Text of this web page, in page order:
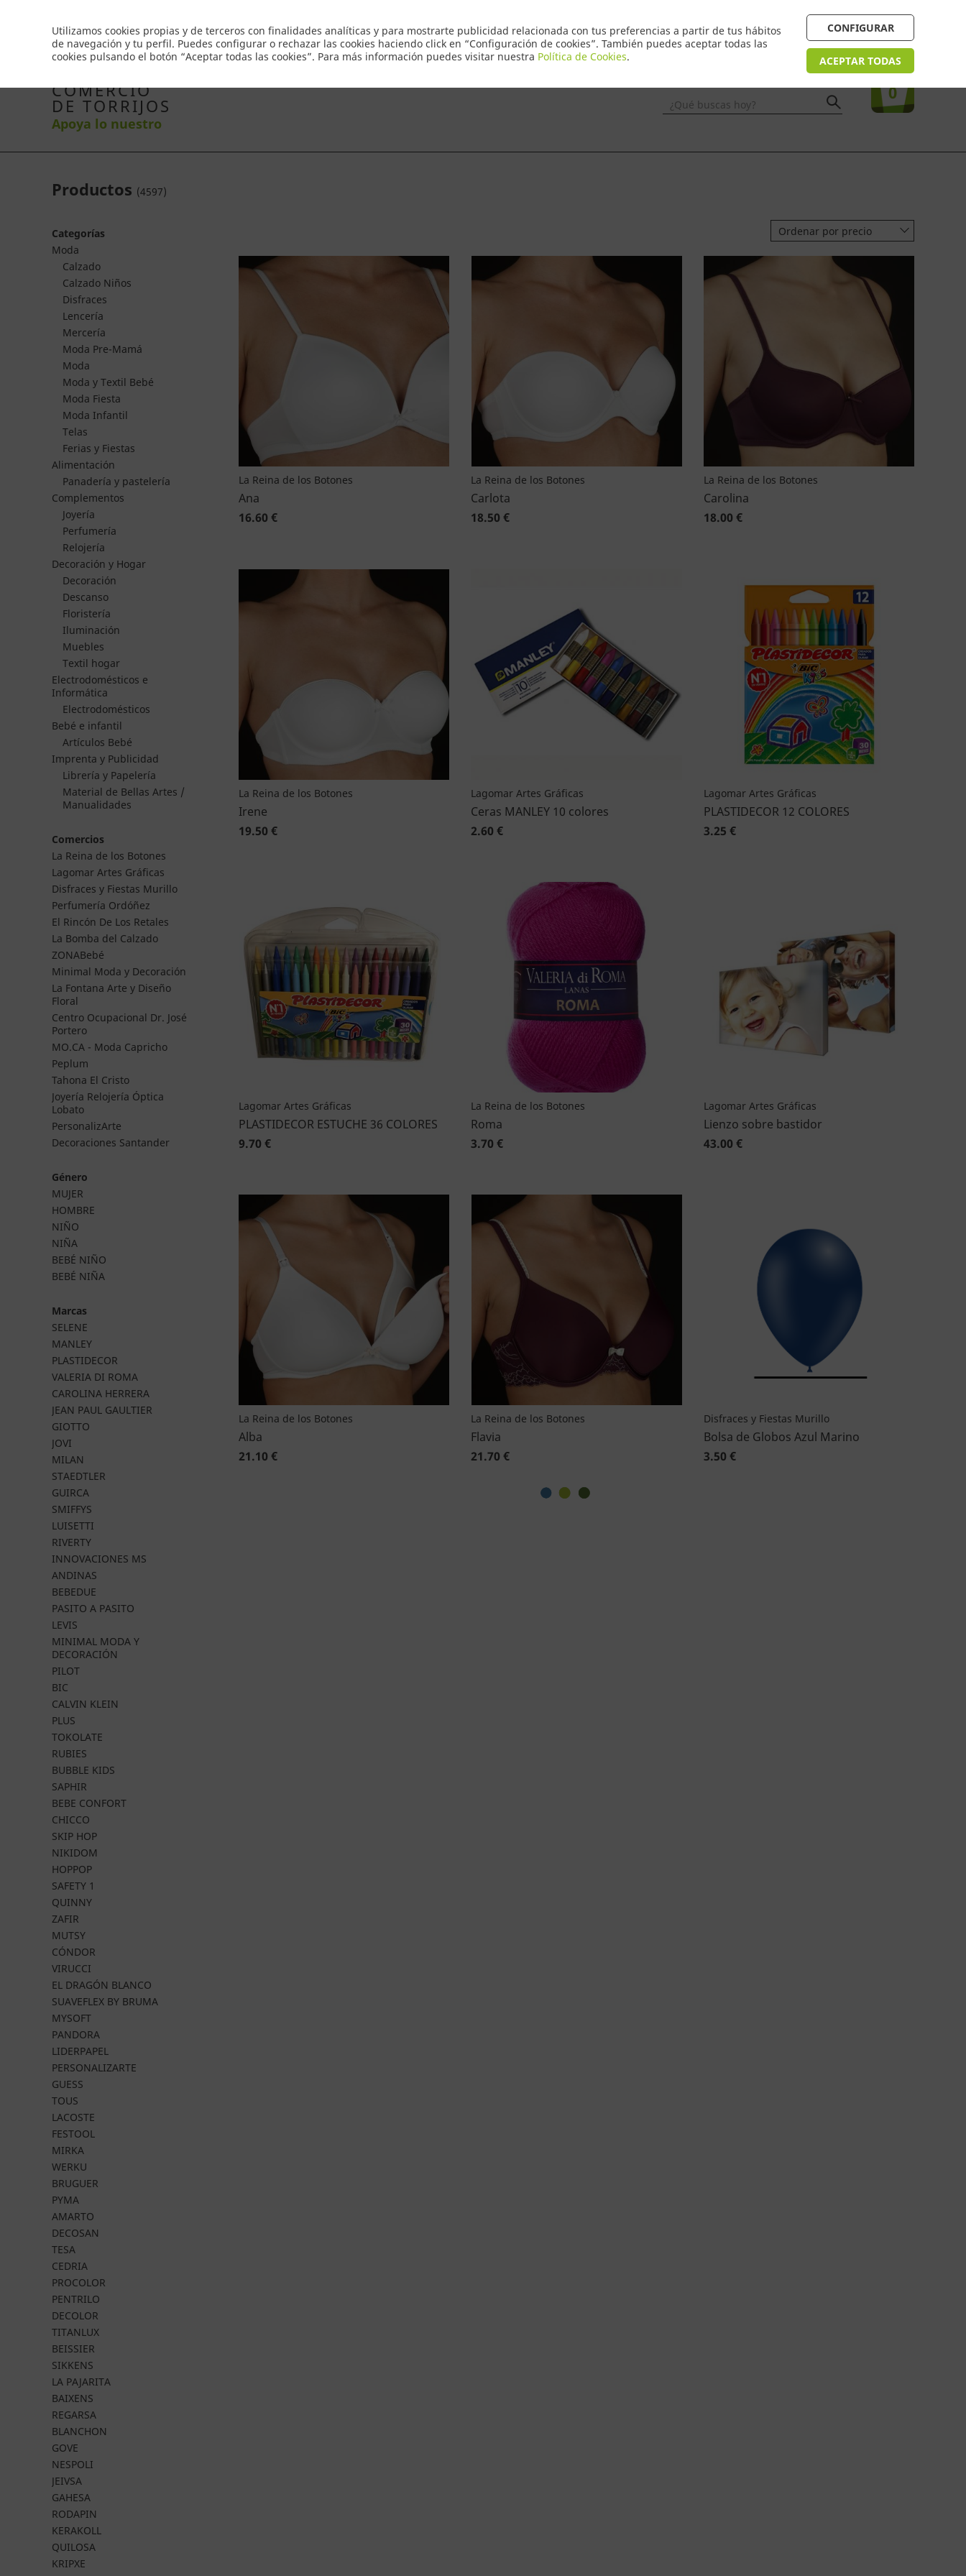
Utilizamos cookies propias y de terceros con finalidades analíticas y para mostrarte publicidad relacionada con tus preferencias a partir de tus hábitos
de navegación y tu perfil. Puedes configurar o rechazar las cookies haciendo click en “Configuración de cookies”. También puedes aceptar todas las
cookies pulsando el botón “Aceptar todas las cookies”. Para más información puedes visitar nuestra Política de Cookies.
CONFIGURAR
ACEPTAR TODAS
¿Necesitas ayuda? FAQ
Tu compra
0
Inicio Productos Comercios Ofertas Contacto
¿Qué buscas hoy?
COMERCIO
DE TORRIJOS
Apoya lo nuestro
Productos (4597)
Categorías
Moda
Calzado
Calzado Niños
Disfraces
Lencería
Mercería
Moda Pre-Mamá
Moda
Moda y Textil Bebé
Moda Fiesta
Moda Infantil
Telas
Ferias y Fiestas
Alimentación
Panadería y pastelería
Complementos
Joyería
Perfumería
Relojería
Decoración y Hogar
Decoración
Descanso
Floristería
Iluminación
Muebles
Textil hogar
Electrodomésticos e
Informática
Electrodomésticos
Bebé e infantil
Artículos Bebé
Imprenta y Publicidad
Librería y Papelería
Material de Bellas Artes /
Manualidades
Comercios
La Reina de los Botones
Lagomar Artes Gráficas
Disfraces y Fiestas Murillo
Perfumería Ordóñez
El Rincón De Los Retales
La Bomba del Calzado
ZONABebé
Minimal Moda y Decoración
La Fontana Arte y Diseño
Floral
Centro Ocupacional Dr. José
Portero
MO.CA - Moda Capricho
Peplum
Tahona El Cristo
Joyería Relojería Óptica
Lobato
PersonalizArte
Decoraciones Santander
Género
MUJER
HOMBRE
NIÑO
NIÑA
BEBÉ NIÑO
BEBÉ NIÑA
Marcas
SELENE
MANLEY
PLASTIDECOR
VALERIA DI ROMA
CAROLINA HERRERA
JEAN PAUL GAULTIER
GIOTTO
JOVI
MILAN
STAEDTLER
GUIRCA
SMIFFYS
LUISETTI
RIVERTY
INNOVACIONES MS
ANDINAS
BEBEDUE
PASITO A PASITO
LEVIS
MINIMAL MODA Y
DECORACIÓN
PILOT
BIC
CALVIN KLEIN
PLUS
TOKOLATE
RUBIES
BUBBLE KIDS
SAPHIR
BEBE CONFORT
CHICCO
SKIP HOP
NIKIDOM
HOPPOP
SAFETY 1
QUINNY
ZAFIR
MUTSY
CÓNDOR
VIRUCCI
EL DRAGÓN BLANCO
SUAVEFLEX BY BRUMA
MYSOFT
PANDORA
LIDERPAPEL
PERSONALIZARTE
GUESS
TOUS
LACOSTE
FESTOOL
MIRKA
WERKU
BRUGUER
PYMA
AMARTO
DECOSAN
TESA
CEDRIA
PROCOLOR
PENTRILO
DECOLOR
TITANLUX
BEISSIER
SIKKENS
LA PAJARITA
BAIXENS
REGARSA
BLANCHON
GOVE
NESPOLI
JEIVSA
GAHESA
RODAPIN
KERAKOLL
QUILOSA
KRIPXE
Ordenar por precio
La Reina de los Botones
Ana
16.60 €
La Reina de los Botones
Carlota
18.50 €
La Reina de los Botones
Carolina
18.00 €
La Reina de los Botones
Irene
19.50 €
Lagomar Artes Gráficas
Ceras MANLEY 10 colores
2.60 €
Lagomar Artes Gráficas
PLASTIDECOR 12 COLORES
3.25 €
Lagomar Artes Gráficas
PLASTIDECOR ESTUCHE 36 COLORES
9.70 €
La Reina de los Botones
Roma
3.70 €
Lagomar Artes Gráficas
Lienzo sobre bastidor
43.00 €
La Reina de los Botones
Alba
21.10 €
La Reina de los Botones
Flavia
21.70 €
Disfraces y Fiestas Murillo
Bolsa de Globos Azul Marino
3.50 €